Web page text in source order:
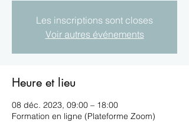
Les inscriptions sont closes
Voir autres événements
Heure et lieu
08 déc. 2023, 09:00 – 18:00
Formation en ligne (Plateforme Zoom)